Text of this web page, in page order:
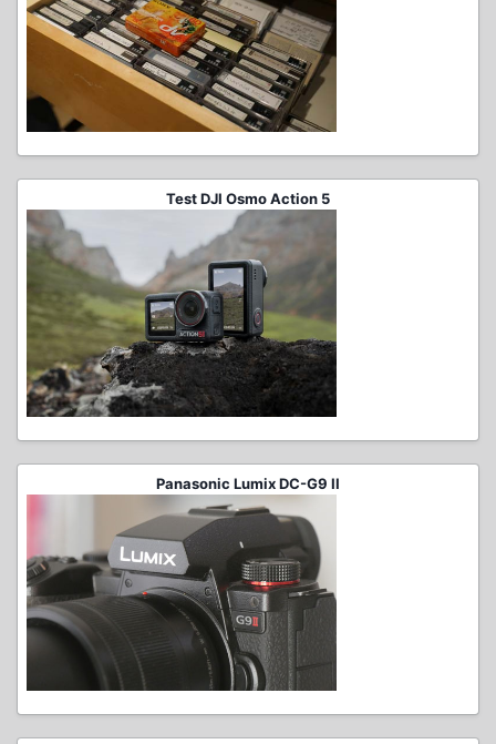
Test DJI Osmo Action 5
Panasonic Lumix DC-G9 II